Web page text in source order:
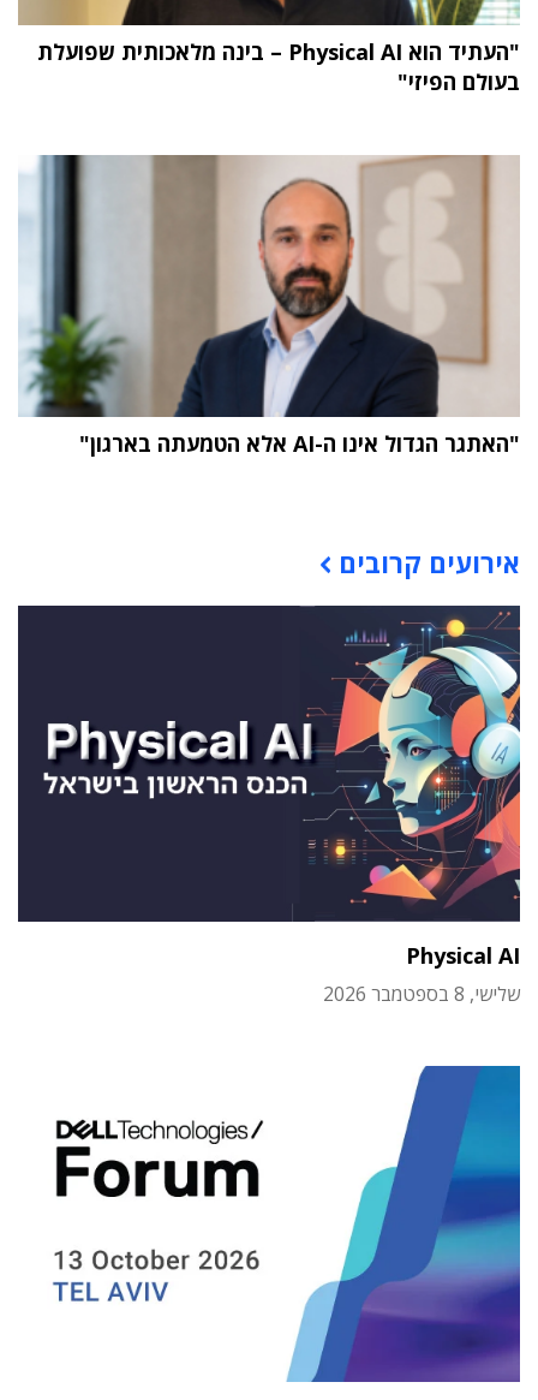
"העתיד הוא Physical AI – בינה מלאכותית שפועלת
בעולם הפיזי"
"האתגר הגדול אינו ה-AI אלא הטמעתה בארגון"
אירועים קרובים
Physical AI
שלישי, 8 בספטמבר 2026